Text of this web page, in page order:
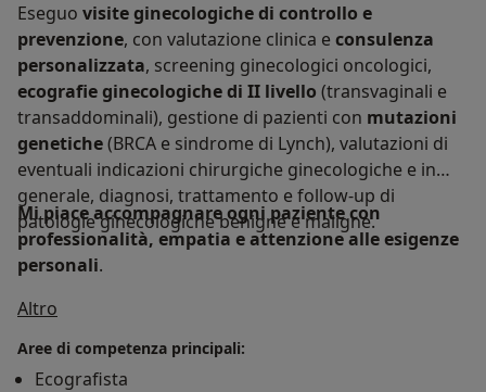
Eseguo visite ginecologiche di controllo e
prevenzione, con valutazione clinica e consulenza
personalizzata, screening ginecologici oncologici,
ecografie ginecologiche di II livello (transvaginali e
transaddominali), gestione di pazienti con mutazioni
genetiche(BRCA e sindrome di Lynch), valutazioni di
eventuali indicazioni chirurgiche ginecologiche e in
generale, diagnosi, trattamento e follow-up di
patologie ginecologiche benigne e maligne.
Mi piace accompagnare ogni paziente con
professionalità, empatia e attenzione alle esigenze
personali.
Altro
Aree di competenza principali:
Ecografista